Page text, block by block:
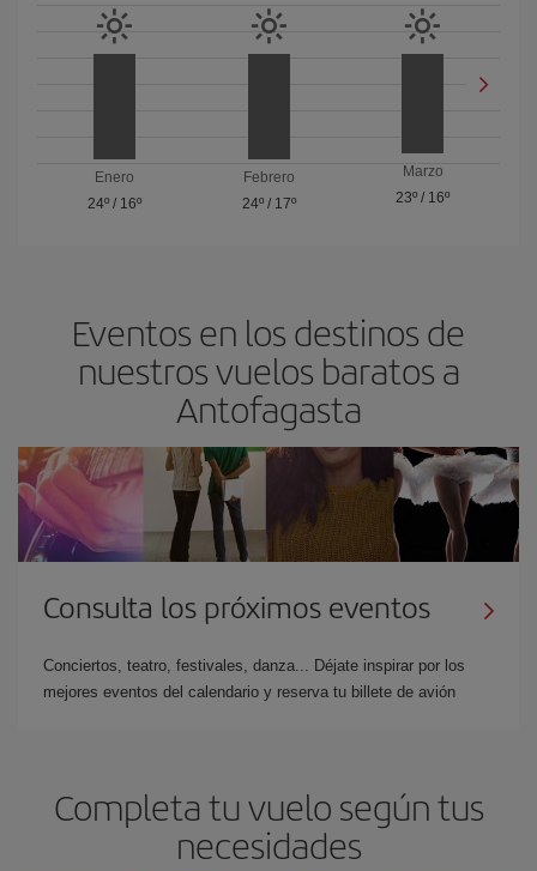
Enero
24º/ 16º
Febrero
24º/ 17º
Marzo
23º / 16º
Eventos en los destinos de
nuestros vuelos baratos a
Antofagasta
Consulta los próximos eventos
Conciertos, teatro, festivales, danza... Déjate inspirar por los
mejores eventos del calendario y reserva tu billete de avión
Completa tu vuelo según tus
necesidades